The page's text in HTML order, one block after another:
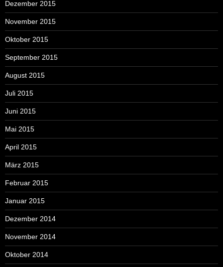
Dezember 2015
November 2015
Oktober 2015
September 2015
August 2015
Juli 2015
Juni 2015
Mai 2015
April 2015
März 2015
Februar 2015
Januar 2015
Dezember 2014
November 2014
Oktober 2014